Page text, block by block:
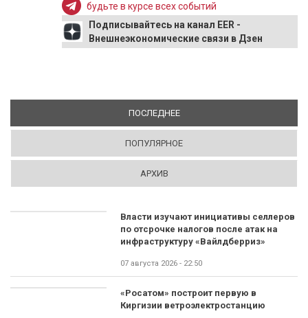
будьте в курсе всех событий
Подписывайтесь на канал EER -
Внешнеэкономические связи в Дзен
ПОСЛЕДНЕЕ(АКТИВНАЯ ВКЛАДКА)
ПОПУЛЯРНОЕ
АРХИВ
Власти изучают инициативы селлеров
по отсрочке налогов после атак на
инфраструктуру «Вайлдберриз»
07 августа 2026 - 22:50
«Росатом» построит первую в
Киргизии ветроэлектростанцию